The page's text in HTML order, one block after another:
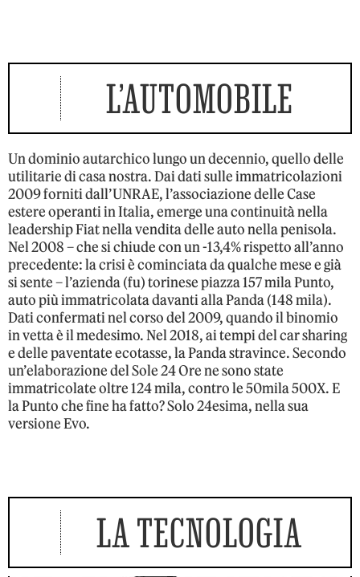
L’AUTOMOBILE
Un dominio autarchico lungo un decennio, quello delle
utilitarie di casa nostra. Dai dati sulle immatricolazioni
2009 forniti dall’UNRAE, l’associazione delle Case
estere operanti in Italia, emerge una continuità nella
leadership Fiat nella vendita delle auto nella penisola.
Nel 2008 – che si chiude con un -13,4% rispetto all’anno
precedente: la crisi è cominciata da qualche mese e già
si sente – l’azienda (fu) torinese piazza 157 mila Punto,
auto più immatricolata davanti alla Panda (148 mila).
Dati confermati nel corso del 2009, quando il binomio
in vetta è il medesimo. Nel 2018, ai tempi del car sharing
e delle paventate ecotasse, la Panda stravince. Secondo
un’elaborazione del Sole 24 Ore ne sono state
immatricolate oltre 124 mila, contro le 50mila 500X. E
la Punto che fine ha fatto? Solo 24esima, nella sua
versione Evo.
LA TECNOLOGIA